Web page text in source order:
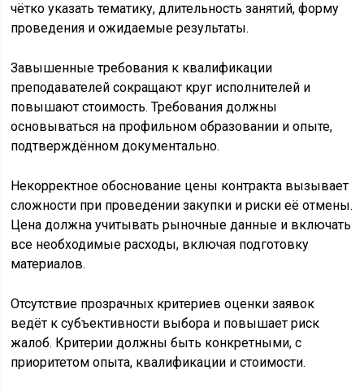
чётко указать тематику, длительность занятий, форму
проведения и ожидаемые результаты.
Завышенные требования к квалификации
преподавателей сокращают круг исполнителей и
повышают стоимость. Требования должны
основываться на профильном образовании и опыте,
подтверждённом документально.
Некорректное обоснование цены контракта вызывает
сложности при проведении закупки и риски её отмены.
Цена должна учитывать рыночные данные и включать
все необходимые расходы, включая подготовку
материалов.
Отсутствие прозрачных критериев оценки заявок
ведёт к субъективности выбора и повышает риск
жалоб. Критерии должны быть конкретными, с
приоритетом опыта, квалификации и стоимости.